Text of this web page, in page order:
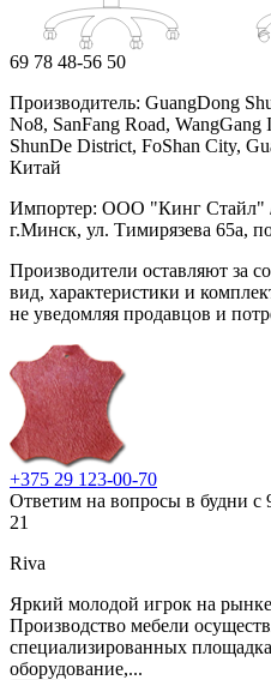
69 78 48-56 50
Производитель: GuangDong
No8, SanFang Road,
ShunDe District, FoShan City,
Китай
Импортер: ООО "Кинг Стайл" /
г.Минск, ул. Тимирязева 65а,
Производители оставляют за
вид, характеристики и
не уведомляя продавцов и
+375 29 123-00-70
Ответим на вопросы в будни
21
Riva
Яркий молодой игрок на
Производство мебели
специализированных
оборудование,...